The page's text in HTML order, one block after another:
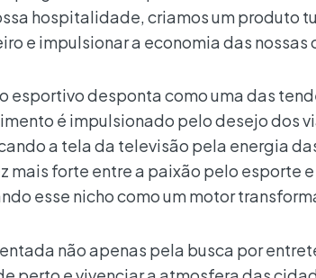
hospitalidade, criamos um produto
e impulsionar a economia das nossas
esportivo desponta como uma das
é impulsionado pelo desejo dos
a tela da televisão pela energia
mais forte entre a paixão pelo esporte
esse nicho como um motor
não apenas pela busca por